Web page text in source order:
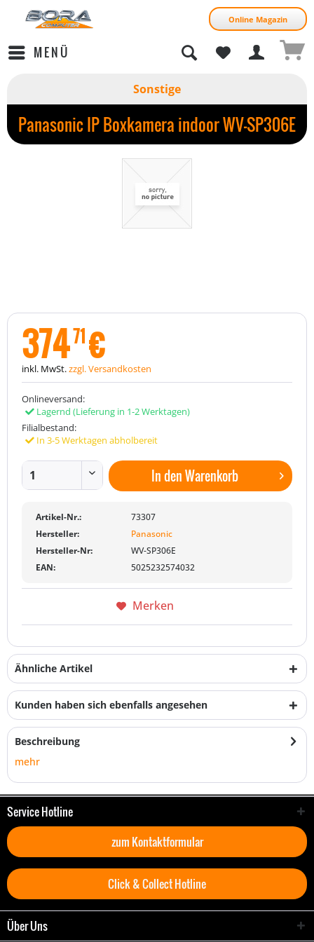
Online Magazin
MENÜ
Sonstige
Panasonic IP Boxkamera indoor WV-SP306E
37471€
inkl. MwSt.zzgl. Versandkosten
Onlineversand:
Lagernd (Lieferung in 1-2 Werktagen)
Filialbestand:
In 3-5 Werktagen abholbereit
In denWarenkorb
Artikel-Nr.:
73307
Hersteller:
Panasonic
Hersteller-Nr:
WV-SP306E
EAN:
5025232574032
Merken
Ähnliche Artikel
Kunden haben sich ebenfalls angesehen
Beschreibung
mehr
Service Hotline
zum Kontaktformular
Click & Collect Hotline
Über Uns